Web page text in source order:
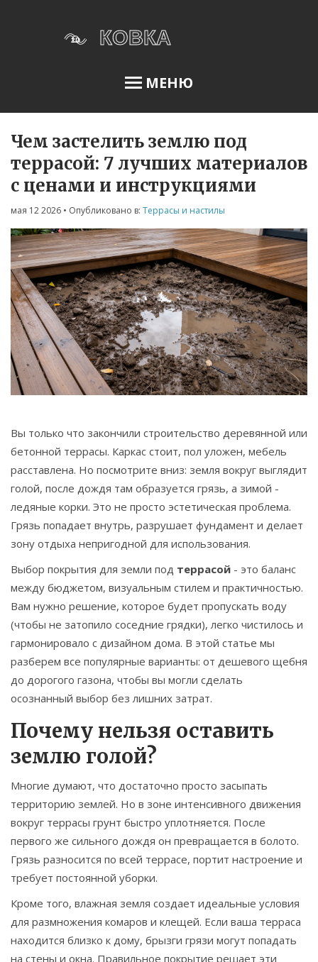
МЕНЮ
Освещение сада
Меню
О нас
Условия использования
Политика конфиденциальности
ФЗ-152
Связаться
© 2026. Все права защищены.
Чем застелить землю под
террасой: 7 лучших материалов
с ценами и инструкциями
мая 12 2026 • Опубликовано в: Террасы и настилы
Вы только что закончили строительство деревянной или
бетонной террасы. Каркас стоит, пол уложен, мебель
расставлена. Но посмотрите вниз: земля вокруг выглядит
голой, после дождя там образуется грязь, а зимой -
ледяные корки. Это не просто эстетическая проблема.
Грязь попадает внутрь, разрушает фундамент и делает
зону отдыха непригодной для использования.
Выбор покрытия для земли под террасой - это баланс
между бюджетом, визуальным стилем и практичностью.
Вам нужно решение, которое будет пропускать воду
(чтобы не затопило соседние грядки), легко чистилось и
гармонировало с дизайном дома. В этой статье мы
разберем все популярные варианты: от дешевого щебня
до дорогого газона, чтобы вы могли сделать
осознанный выбор без лишних затрат.
Почему нельзя оставить
землю голой?
Многие думают, что достаточно просто засыпать
территорию землей. Но в зоне интенсивного движения
вокруг террасы грунт быстро уплотняется. После
первого же сильного дождя он превращается в болото.
Грязь разносится по всей террасе, портит настроение и
требует постоянной уборки.
Кроме того, влажная земля создает идеальные условия
для размножения комаров и клещей. Если ваша терраса
находится близко к дому, брызги грязи могут попадать
на стены и окна. Правильное покрытие решает эти